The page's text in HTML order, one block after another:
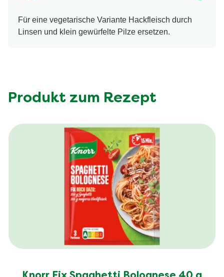
Für eine vegetarische Variante Hackfleisch durch
Linsen und klein gewürfelte Pilze ersetzen.
Produkt zum Rezept